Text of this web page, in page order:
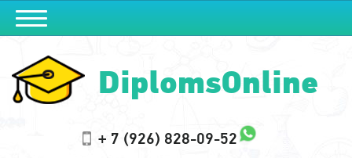
DiplomsOnline
+ 7 (926) 828-09-52